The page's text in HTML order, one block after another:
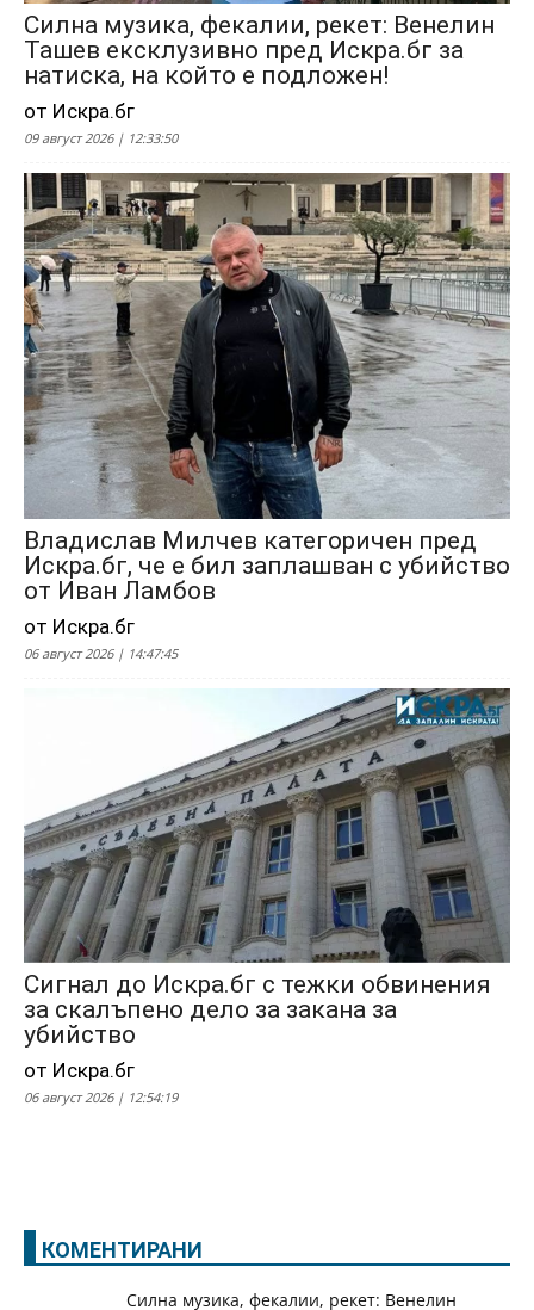
Силна музика, фекалии, рекет: Венелин
Ташев ексклузивно пред Искра.бг за
натиска, на който е подложен!
от Искра.бг
09 август 2026 | 12:33:50
Владислав Милчев категоричен пред
Искра.бг, че е бил заплашван с убийство
от Иван Ламбов
от Искра.бг
06 август 2026 | 14:47:45
Сигнал до Искра.бг с тежки обвинения
за скалъпено дело за закана за
убийство
от Искра.бг
06 август 2026 | 12:54:19
КОМЕНТИРАНИ
Силна музика, фекалии, рекет: Венелин